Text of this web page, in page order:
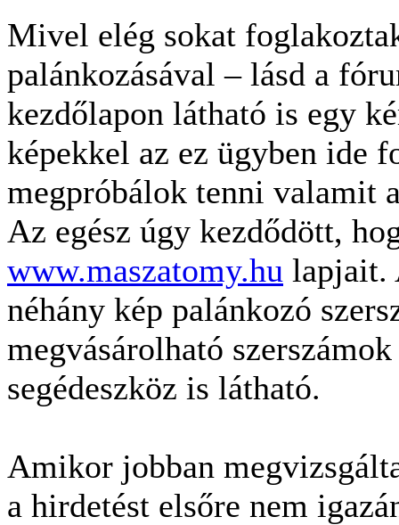
Mivel elég sokat
palánkozásával – lásd a
kezdőlapon látható is egy
képekkel az ez ügyben ide
megpróbálok tenni valamit
Az egész úgy kezdődött,
www.maszatomy.hu lapjait.
néhány kép palánkozó
megvásárolható
segédeszköz is látható.
Amikor jobban
a hirdetést elsőre nem